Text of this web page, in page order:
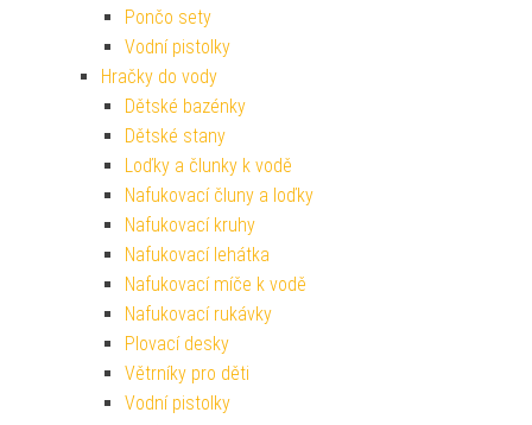
Pončo sety
Vodní pistolky
Hračky do vody
Dětské bazénky
Dětské stany
Loďky a člunky k vodě
Nafukovací čluny a loďky
Nafukovací kruhy
Nafukovací lehátka
Nafukovací míče k vodě
Nafukovací rukávky
Plovací desky
Větrníky pro děti
Vodní pistolky